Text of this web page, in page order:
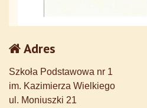
Adres
Szkoła Podstawowa nr 1
im. Kazimierza Wielkiego
ul. Moniuszki 21